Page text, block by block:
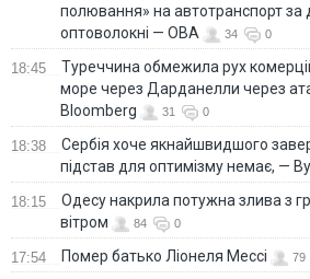
полювання» на автотранспорт за
оптоволокні — ОВА
34 0
18:45
Туреччина обмежила рух
море через Дарданелли через
Bloomberg
31 0
18:38
Сербія хоче якнайшвидшого
підстав для оптимізму немає, —
18:15
Одесу накрила потужна злива з
вітром
84 0
17:54 Помер батько Ліонеля Мессі 79